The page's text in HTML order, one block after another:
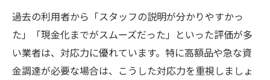
過去の利用者から「スタッフの説明が分かりやすかっ
た」「現金化までがスムーズだった」といった評価が多
い業者は、対応力に優れています。特に高額品や急な資
金調達が必要な場合は、こうした対応力を重視しましょ